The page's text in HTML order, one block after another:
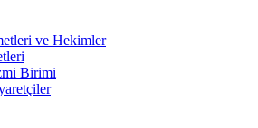
ve Hekimler
Birimi